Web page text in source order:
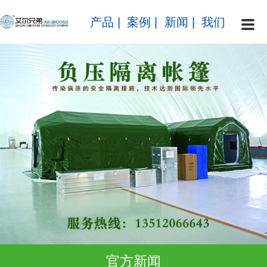
产品 案例 新闻 我们
官方新闻